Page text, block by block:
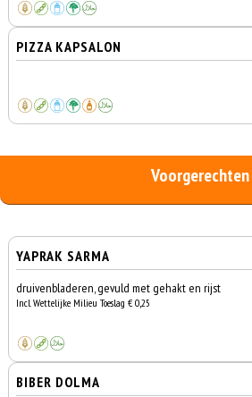
PIZZA KAPSALON
Voorgerechten
YAPRAK SARMA
druivenbladeren, gevuld met gehakt en rijst
Incl. Wettelijke Milieu Toeslag € 0,25
BIBER DOLMA